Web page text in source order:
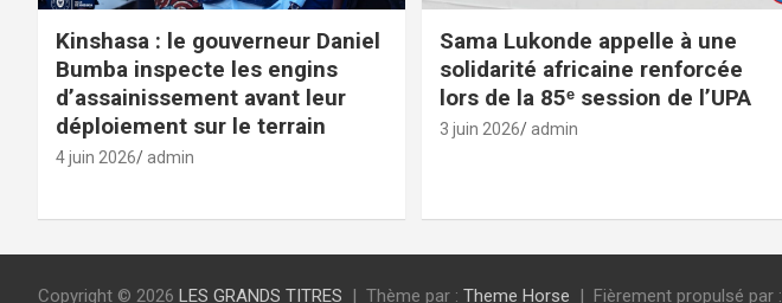
Kinshasa : le gouverneur Daniel
Bumba inspecte les engins
d’assainissement avant leur
déploiement sur le terrain
4 juin 2026 admin
Sama Lukonde appelle à une
solidarité africaine renforcée
lors de la 85ᵉ session de l’UPA
3 juin 2026 admin
Copyright © 2026 LES GRANDS TITRES Thème par : Theme Horse Fièrement propulsé par :